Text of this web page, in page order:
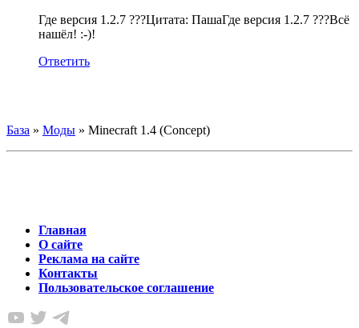
Где версия 1.2.7 ???Цитата: ПашаГде версия 1.2.7 ???Всё
нашёл! :-)!
Ответить
База » Моды » Minecraft 1.4 (Concept)
Главная
О сайте
Реклама на сайте
Контакты
Пользовательское соглашение